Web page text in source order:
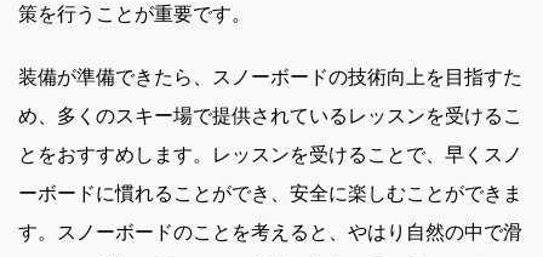
策を行うことが重要です。
装備が準備できたら、スノーボードの技術向上を目指すた
め、多くのスキー場で提供されているレッスンを受けるこ
とをおすすめします。レッスンを受けることで、早くスノ
ーボードに慣れることができ、安全に楽しむことができま
す。スノーボードのことを考えると、やはり自然の中で滑